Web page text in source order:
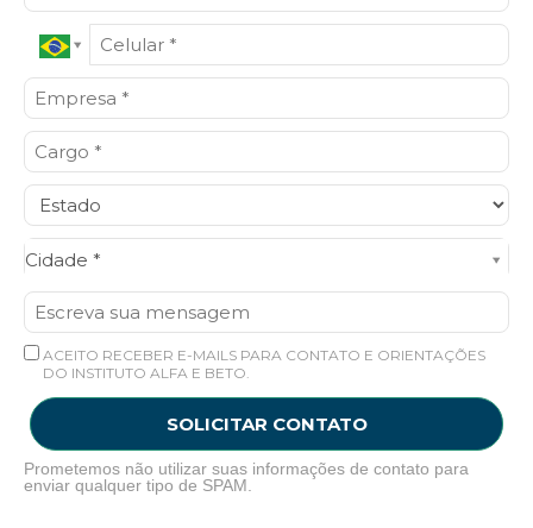
Cidade *
Cidade*
ACEITO RECEBER E-MAILS PARA CONTATO E ORIENTAÇÕES
DO INSTITUTO ALFA E BETO.
SOLICITAR CONTATO
Prometemos não utilizar suas informações de contato para
enviar qualquer tipo de SPAM.